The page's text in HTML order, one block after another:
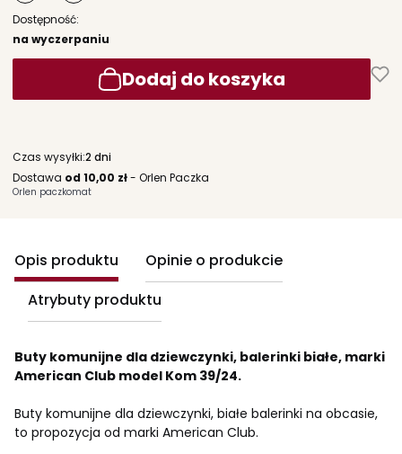
Dostępność:
na wyczerpaniu
Dodaj do koszyka
Czas wysyłki:2 dni
Dostawa od 10,00 zł- Orlen Paczka
Orlen paczkomat
Opis produktu
Opinie o produkcie
Atrybuty produktu
Buty komunijne dla dziewczynki, balerinki białe, marki
American Club model Kom 39/24.
Buty komunijne dla dziewczynki, białe balerinki na obcasie,
to propozycja od marki American Club.